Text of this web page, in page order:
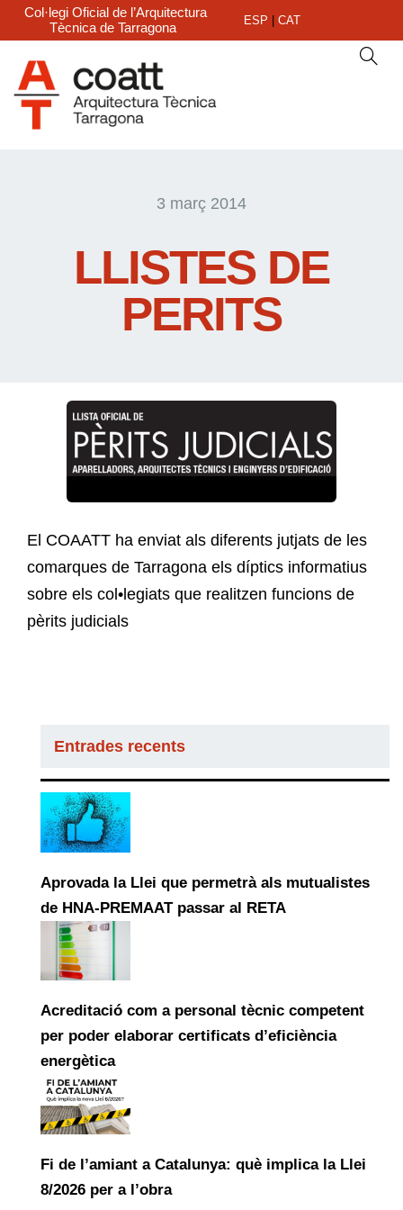
Col·legi Oficial de l’Arquitectura
Tècnica de Tarragona
ESP CAT
3 març 2014
LLISTES DE
PERITS
El COAATT ha enviat als diferents jutjats de les
comarques de Tarragona els díptics informatius
sobre els col•legiats que realitzen funcions de
pèrits judicials
Entrades recents
Aprovada la Llei que permetrà als mutualistes
de HNA-PREMAAT passar al RETA
Acreditació com a personal tècnic competent
per poder elaborar certificats d’eficiència
energètica
Fi de l’amiant a Catalunya: què implica la Llei
8/2026 per a l’obra